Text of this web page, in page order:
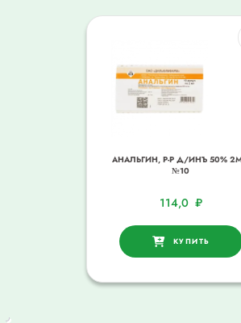
АНАЛЬГИН, Р-Р Д/ИНЪ 50%
№10
114,0 ₽
КУПИТЬ